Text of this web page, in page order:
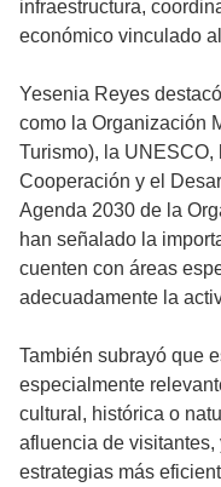
infraestructura,
económico vinculado
Yesenia Reyes
como la Organización
Turismo), la
Cooperación y el
Agenda 2030 de la
han señalado la
cuenten con áreas
adecuadamente la
También subrayó que
especialmente
cultural, histórica o
afluencia de
estrategias más